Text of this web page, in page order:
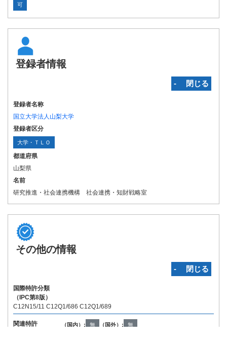
可
登録者情報
‐ 閉じる
登録者名称
国立大学法人山梨大学
登録者区分
大学・ＴＬＯ
都道府県
山梨県
名前
研究推進・社会連携機構 社会連携・知財戦略室
その他の情報
‐ 閉じる
国際特許分類
（IPC第8版）
C12N15/11 C12Q1/686 C12Q1/689
関連特許 （国内）: 無 （国外）: 無